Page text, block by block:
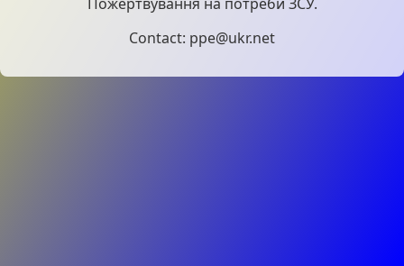
Contact: ppe@ukr.net